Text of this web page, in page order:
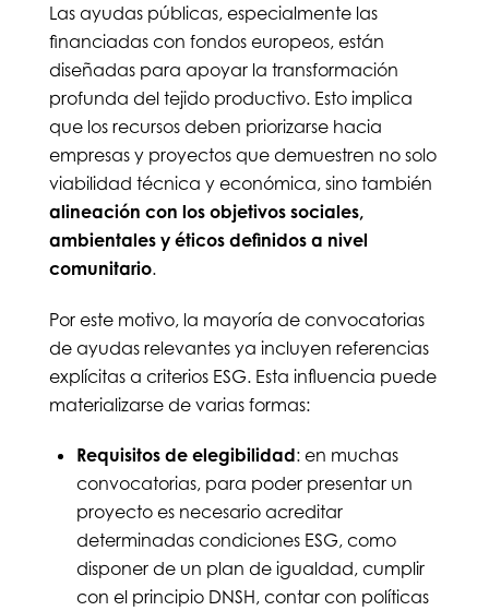
Las ayudas públicas, especialmente las
financiadas con fondos europeos, están
diseñadas para apoyar la transformación
profunda del tejido productivo. Esto implica
que los recursos deben priorizarse hacia
empresas y proyectos que demuestren no solo
viabilidad técnica y económica, sino también
alineación con los objetivos sociales,
ambientales y éticos definidos a nivel
comunitario.
Por este motivo, la mayoría de convocatorias
de ayudas relevantes ya incluyen referencias
explícitas a criterios ESG. Esta influencia puede
materializarse de varias formas:
Requisitos de elegibilidad: en muchas
convocatorias, para poder presentar un
proyecto es necesario acreditar
determinadas condiciones ESG, como
disponer de un plan de igualdad, cumplir
con el principio DNSH, contar con políticas